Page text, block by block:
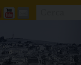
Youtube
Mail